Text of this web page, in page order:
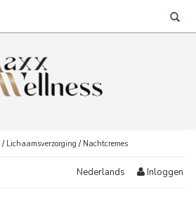
/ Lichaamsverzorging / Nachtcremes
Nederlands Inloggen